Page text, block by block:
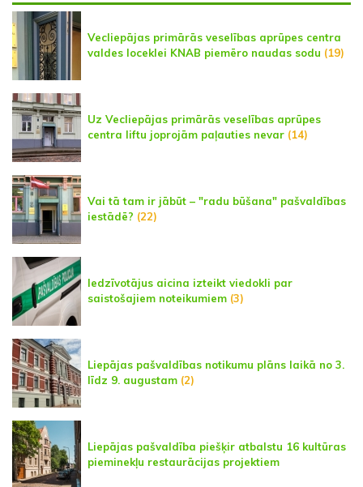
Vecliepājas primārās veselības aprūpes centra
valdes loceklei KNAB piemēro naudas sodu (19)
Uz Vecliepājas primārās veselības aprūpes
centra liftu joprojām paļauties nevar (14)
Vai tā tam ir jābūt – "radu būšana" pašvaldības
iestādē? (22)
Iedzīvotājus aicina izteikt viedokli par
saistošajiem noteikumiem (3)
Liepājas pašvaldības notikumu plāns laikā no 3.
līdz 9. augustam (2)
Liepājas pašvaldība piešķir atbalstu 16 kultūras
pieminekļu restaurācijas projektiem